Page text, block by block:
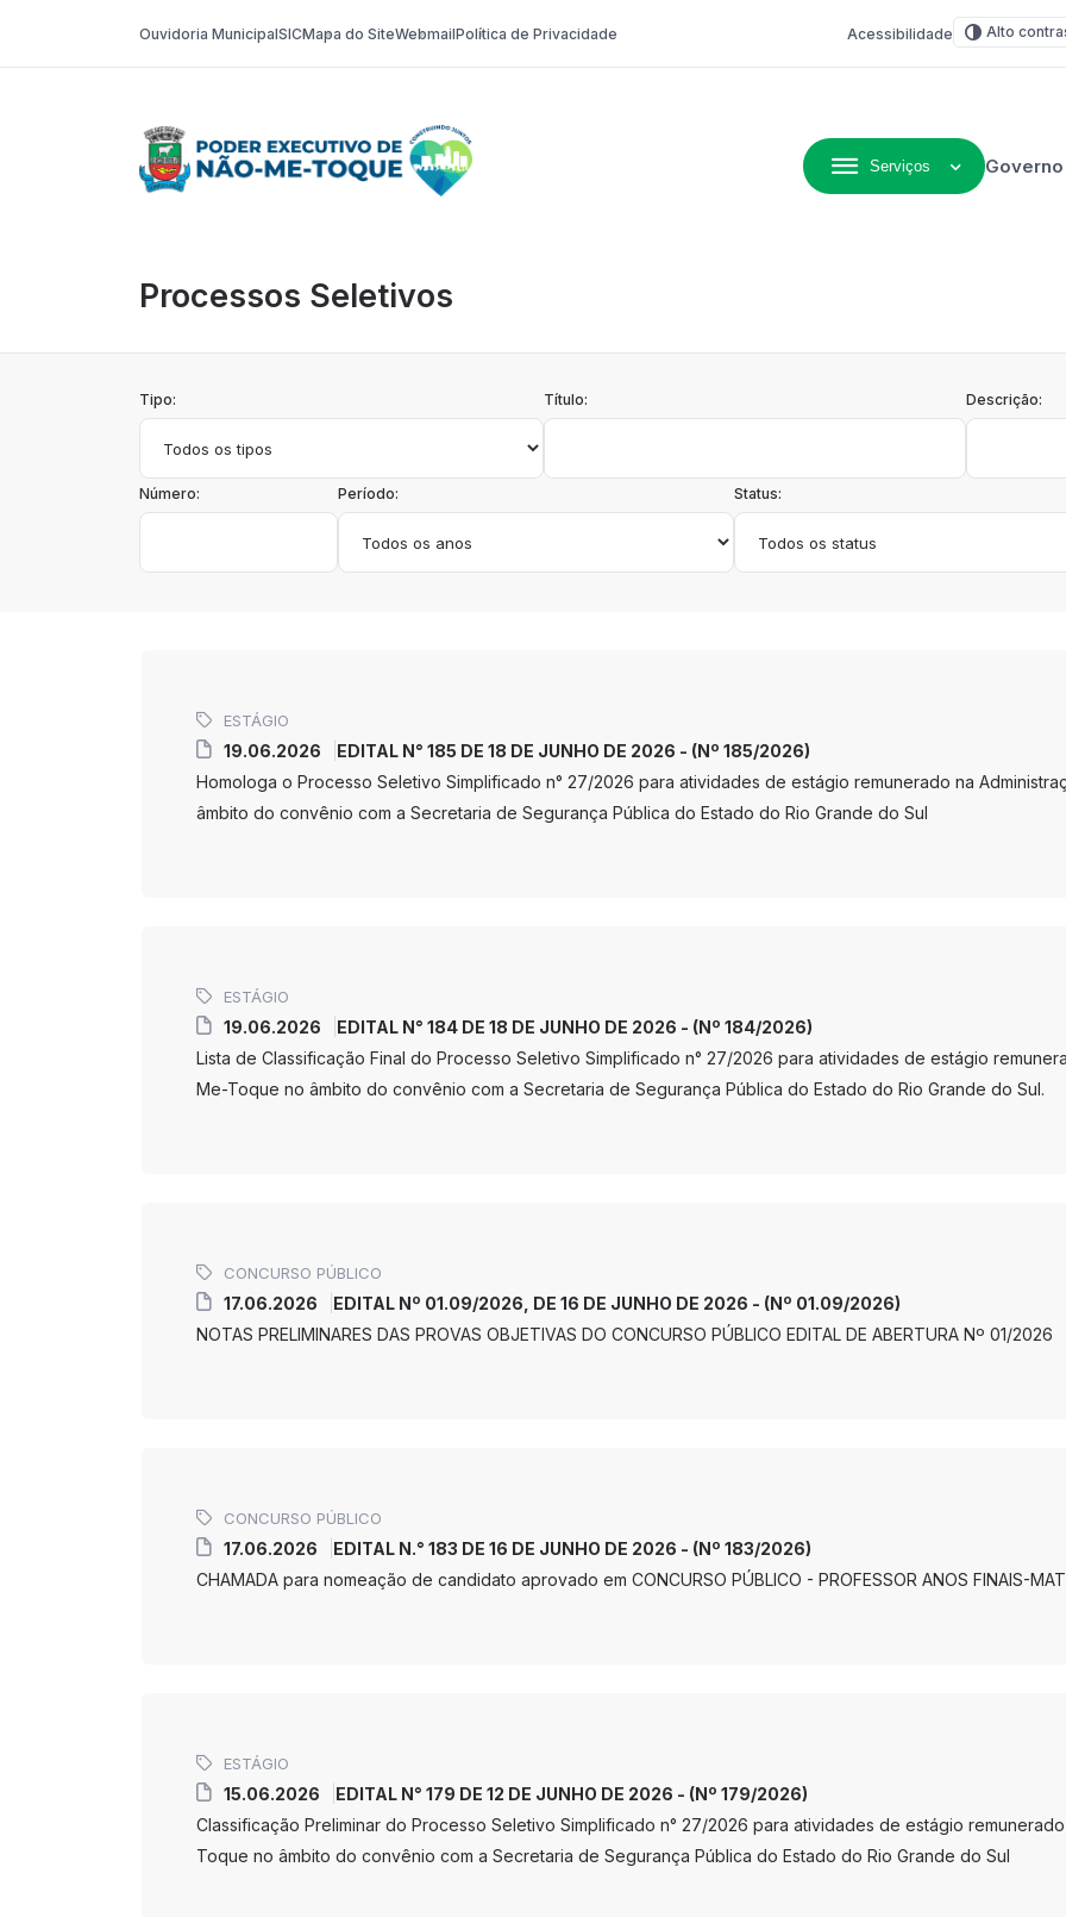
Ouvidoria MunicipalSICMapa do SiteWebmailPolítica de Privacidade Acessibilidade Alto
Serviços Governo
Processos Seletivos
Tipo: Título: Descrição:
Número: Período: Status:
ESTÁGIO
19.06.2026
EDITAL N° 185 DE 18 DE JUNHO DE 2026 - (Nº 185/2026)
Homologa o Processo Seletivo Simplificado n° 27/2026 para atividades de estágio remunerado na
âmbito do convênio com a Secretaria de Segurança Pública do Estado do Rio Grande do Sul
ESTÁGIO
19.06.2026
EDITAL N° 184 DE 18 DE JUNHO DE 2026 - (Nº 184/2026)
Lista de Classificação Final do Processo Seletivo Simplificado n° 27/2026 para atividades de estágio
Me-Toque no âmbito do convênio com a Secretaria de Segurança Pública do Estado do Rio Grande do Sul.
CONCURSO PÚBLICO
17.06.2026
EDITAL Nº 01.09/2026, DE 16 DE JUNHO DE 2026 - (Nº 01.09/2026)
NOTAS PRELIMINARES DAS PROVAS OBJETIVAS DO CONCURSO PÚBLICO EDITAL DE ABERTURA Nº 01/2026
CONCURSO PÚBLICO
17.06.2026
EDITAL N.° 183 DE 16 DE JUNHO DE 2026 - (Nº 183/2026)
CHAMADA para nomeação de candidato aprovado em CONCURSO PÚBLICO - PROFESSOR ANOS FINAIS-
ESTÁGIO
15.06.2026
EDITAL N° 179 DE 12 DE JUNHO DE 2026 - (Nº 179/2026)
Classificação Preliminar do Processo Seletivo Simplificado n° 27/2026 para atividades de estágio
Toque no âmbito do convênio com a Secretaria de Segurança Pública do Estado do Rio Grande do Sul